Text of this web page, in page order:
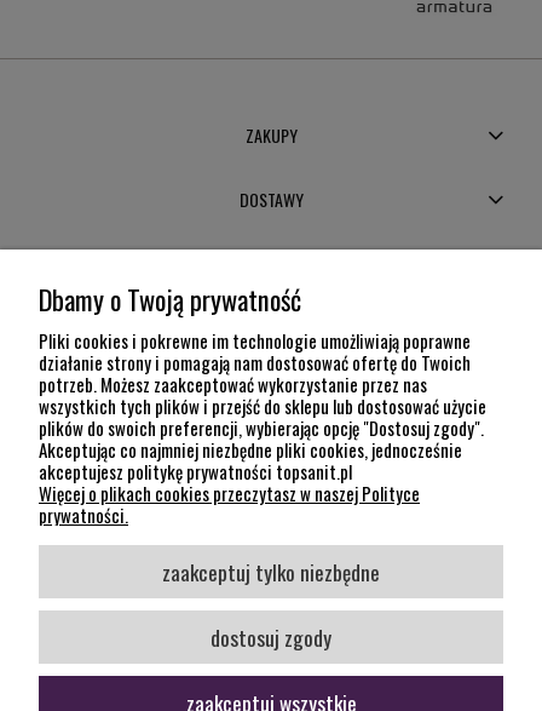
ZAKUPY
DOSTAWY
POMOC
INFORMACJE
KONTAKT
12 307 26 20
Kraków, 30-704 Na Dołach 8
SOCIAL MEDIA
Śledź nas
Dbamy o Twoją prywatność
Pliki cookies i pokrewne im technologie umożliwiają poprawne
działanie strony i pomagają nam dostosować ofertę do Twoich
potrzeb. Możesz zaakceptować wykorzystanie przez nas
wszystkich tych plików i przejść do sklepu lub dostosować użycie
plików do swoich preferencji, wybierając opcję "Dostosuj zgody".
Akceptując co najmniej niezbędne pliki cookies, jednocześnie
akceptujesz politykę prywatności topsanit.pl
Więcej o plikach cookies przeczytasz w naszej Polityce
prywatności.
zaakceptuj tylko niezbędne
dostosuj zgody
zaakceptuj wszystkie